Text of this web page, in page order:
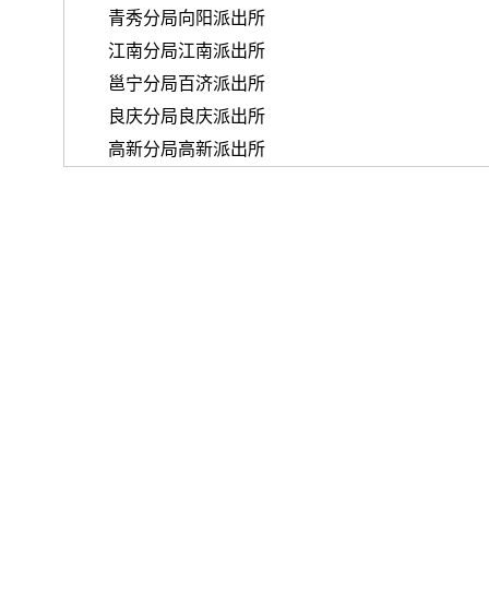
青秀分局向阳派出所
江南分局江南派出所
邕宁分局百济派出所
良庆分局良庆派出所
高新分局高新派出所